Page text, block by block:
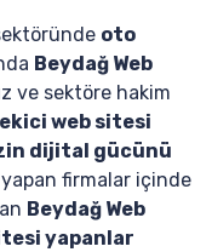
oto
Beydağ Web
ve sektöre hakim
web sitesi
dijital gücünü
firmalar içinde
Beydağ Web
yapanlar